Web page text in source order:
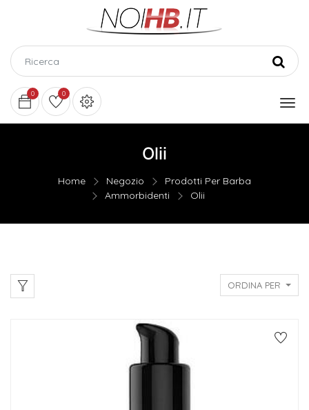
0 0
Olii
Home Negozio
Prodotti Per Barba
Ammorbidenti
Olii
ORDINA PER